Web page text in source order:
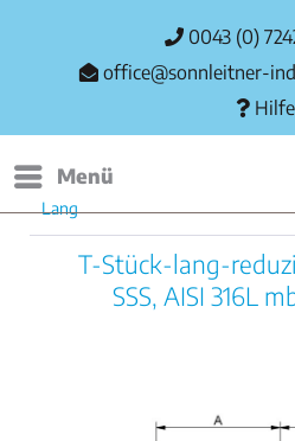
0043 (0)
office@sonnleitner-
Hilfe
Menü
Lang
T-Stück-lang-
SSS, AISI 316L